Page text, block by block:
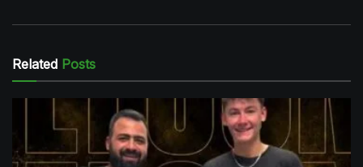
Related Posts